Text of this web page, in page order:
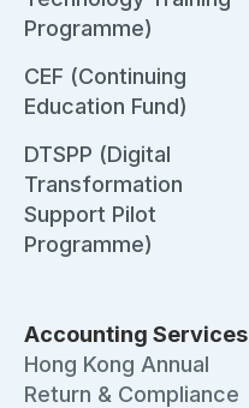
Programme)
CEF (Continuing
Education Fund)
DTSPP (Digital
Transformation
Support Pilot
Programme)
Accounting Services
Hong Kong Annual
Return & Compliance